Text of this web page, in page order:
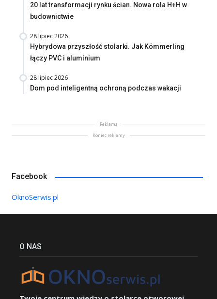
20 lat transformacji rynku ścian. Nowa rola H+H w
budownictwie
28 lipiec 2026
Hybrydowa przyszłość stolarki. Jak Kömmerling
łączy PVC i aluminium
28 lipiec 2026
Dom pod inteligentną ochroną podczas wakacji
Reklama
Koniec reklamy
Facebook
OknoSerwis.pl
O NAS